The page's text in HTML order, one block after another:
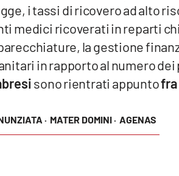
· MATER DOMINI · AGENAS
i tassi di ricovero ad alto
medici ricoverati in reparti
la gestione
in rapporto al numero dei
sono rientrati appuntofra